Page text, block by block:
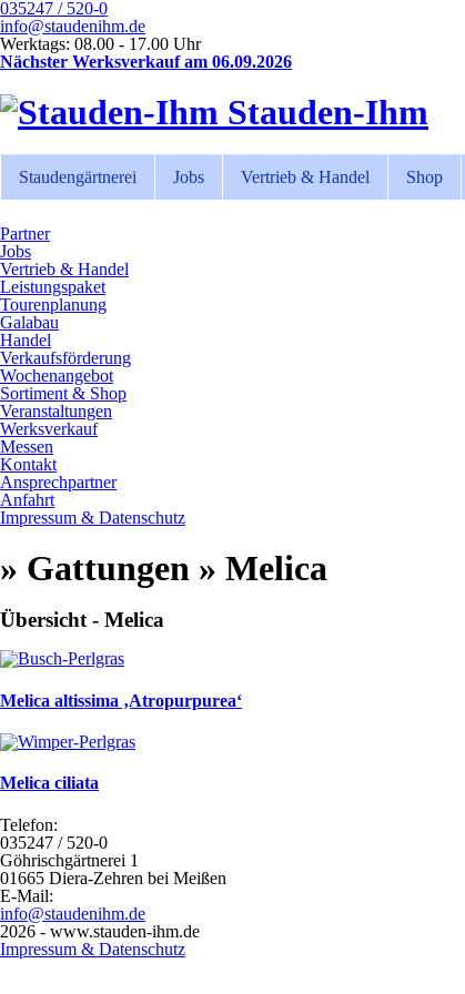
035247 / 520-0
info@staudenihm.de
Werktags: 08.00 - 17.00 Uhr
Nächster Werksverkauf am 06.09.2026
Stauden-Ihm
Staudengärtnerei Jobs Vertrieb & Handel Shop
Partner
Jobs
Vertrieb & Handel
Leistungspaket
Tourenplanung
Galabau
Handel
Verkaufsförderung
Wochenangebot
Sortiment & Shop
Veranstaltungen
Werksverkauf
Messen
Kontakt
Ansprechpartner
Anfahrt
Impressum & Datenschutz
» Gattungen » Melica
Übersicht - Melica
Melica altissima ‚Atropurpurea‘
Melica ciliata
Telefon:
035247 / 520-0
Göhrischgärtnerei 1
01665 Diera-Zehren bei Meißen
E-Mail:
info@staudenihm.de
2026 - www.stauden-ihm.de
Impressum & Datenschutz